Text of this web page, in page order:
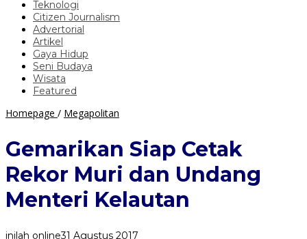
Teknologi
Citizen Journalism
Advertorial
Artikel
Gaya Hidup
Seni Budaya
Wisata
Featured
Homepage / Megapolitan
Cetak
Rekor
Muri
dan
Undang
Menteri
Gemarikan Siap Cetak
Rekor Muri dan Undang
Menteri Kelautan
inilah online31 Agustus 2017